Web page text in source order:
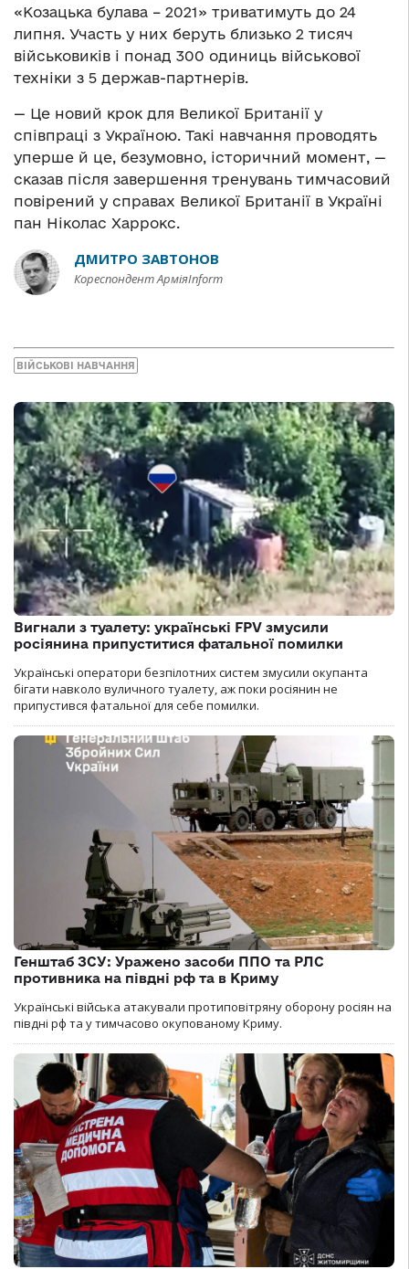
«Козацька булава – 2021» триватимуть до 24
липня. Участь у них беруть близько 2 тисяч
військовиків і понад 300 одиниць військової
техніки з 5 держав-партнерів.
— Це новий крок для Великої Британії у
співпраці з Україною. Такі навчання проводять
уперше й це, безумовно, історичний момент, —
сказав після завершення тренувань тимчасовий
повірений у справах Великої Британії в Україні
пан Ніколас Харрокс.
ДМИТРО ЗАВТОНОВ
Кореспондент АрміяInform
ВІЙСЬКОВІ НАВЧАННЯ
Вигнали з туалету: українські FPV змусили
росіянина припуститися фатальної помилки
Українські оператори безпілотних систем змусили окупанта
бігати навколо вуличного туалету, аж поки росіянин не
припустився фатальної для себе помилки.
Генштаб ЗСУ: Уражено засоби ППО та РЛС
противника на півдні рф та в Криму
Українські війська атакували протиповітряну оборону росіян на
півдні рф та у тимчасово окупованому Криму.